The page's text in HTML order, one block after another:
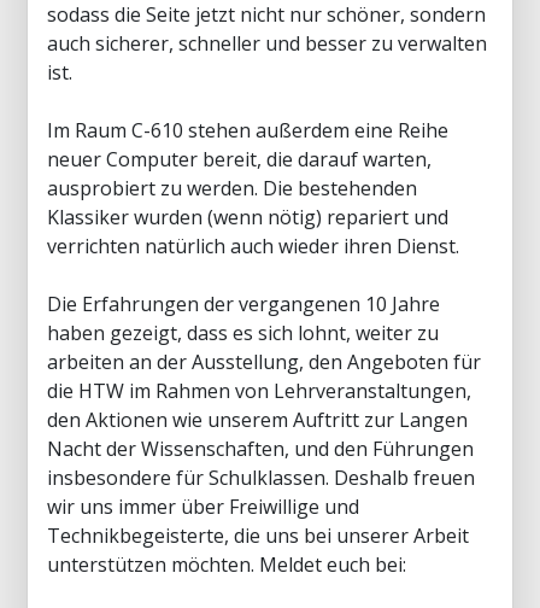
sodass die Seite jetzt nicht nur schöner, sondern
auch sicherer, schneller und besser zu verwalten
ist.
Im Raum C-610 stehen außerdem eine Reihe
neuer Computer bereit, die darauf warten,
ausprobiert zu werden. Die bestehenden
Klassiker wurden (wenn nötig) repariert und
verrichten natürlich auch wieder ihren Dienst.
Die Erfahrungen der vergangenen 10 Jahre
haben gezeigt, dass es sich lohnt, weiter zu
arbeiten an der Ausstellung, den Angeboten für
die HTW im Rahmen von Lehrveranstaltungen,
den Aktionen wie unserem Auftritt zur Langen
Nacht der Wissenschaften, und den Führungen
insbesondere für Schulklassen. Deshalb freuen
wir uns immer über Freiwillige und
Technikbegeisterte, die uns bei unserer Arbeit
unterstützen möchten. Meldet euch bei: